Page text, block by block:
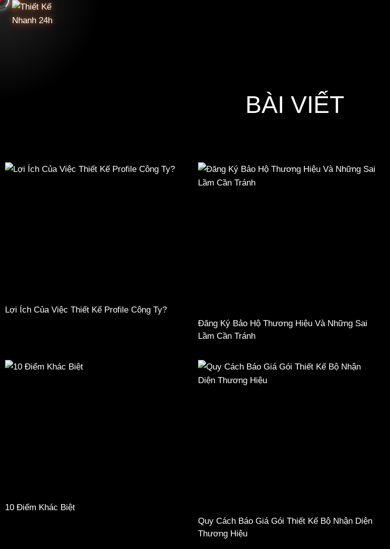
BÀI VIẾT
Lợi Ích Của Việc Thiết Kế Profile Công Ty?
Đăng Ký Bảo Hộ Thương Hiệu Và Những Sai
Lầm Cần Tránh
10 Điểm Khác Biệt
Quy Cách Báo Giá Gói Thiết Kế Bộ Nhận Diện
Thương Hiệu